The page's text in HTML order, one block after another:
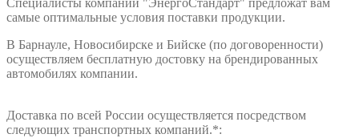
самые оптимальные условия поставки продукции.
В Барнауле, Новосибирске и Бийске (по договоренности)
осуществляем бесплатную достовку на брендированных
автомобилях компании.
Доставка по всей России осуществляется посредством
следующих транспортных компаний.*: